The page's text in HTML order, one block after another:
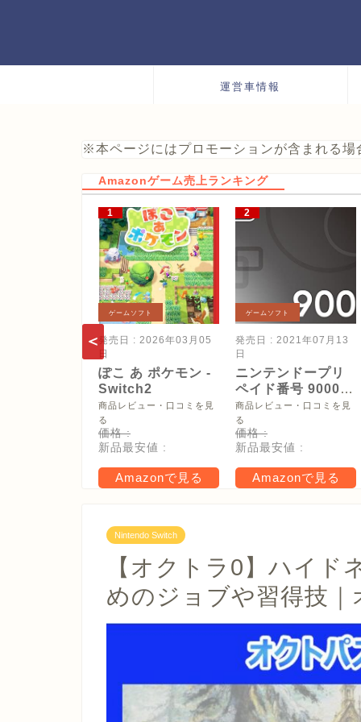
運営車情報
※本ページにはプロモーションが含まれる場
Amazonゲーム売上ランキング
ゲームソフト
発売日 : 2026年03月05
日
ぽこ あ ポケモン -
Switch2
商品レビュー・口コミを見
る
価格 :
新品最安値 :
Amazonで見る
ゲームソフト
発売日 : 2021年07月13
日
ニンテンドープリ
ペイド番号 9000
円|オンラインコー
ド版
商品レビュー・口コミを見
る
価格 :
新品最安値 :
Amazonで見る
Nintendo Switch
【オクトラ0】ハイド
めのジョブや習得技